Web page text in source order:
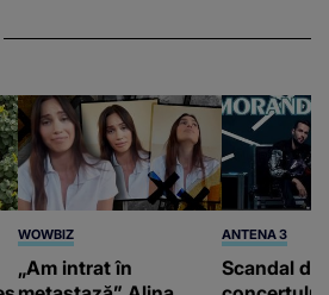
WOWBIZ
„Am intrat în
ANTENA 3
Scandal